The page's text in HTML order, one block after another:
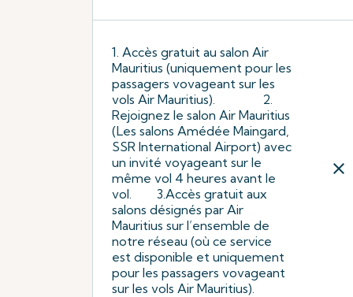
1. Accès gratuit au salon Air
Mauritius (uniquement pour les
passagers vovageant sur les
vols Air Mauritius). 2.
Rejoignez le salon Air Mauritius
(Les salons Amédée Maingard,
SSR International Airport) avec
un invité voyageant sur le
même vol 4 heures avant le
vol. 3.Accès gratuit aux
salons désignés par Air
Mauritius sur l’ensemble de
notre réseau (où ce service
est disponible et uniquement
pour les passagers vovageant
sur les vols Air Mauritius).
close